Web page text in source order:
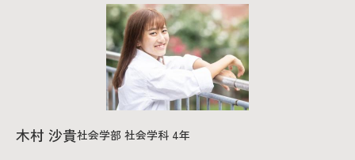
2026年9月入学者向け 新入生サイト
MGグッズ オンラインショップ
木村 沙貴社会学部 社会学科 4年